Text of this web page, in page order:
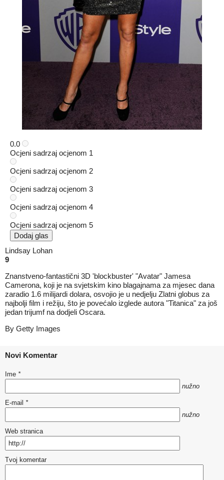
0.0
Ocjeni sadrzaj ocjenom 1
Ocjeni sadrzaj ocjenom 2
Ocjeni sadrzaj ocjenom 3
Ocjeni sadrzaj ocjenom 4
Ocjeni sadrzaj ocjenom 5
Dodaj glas
Lindsay Lohan
9
Znanstveno-fantastični 3D 'blockbuster' "Avatar" Jamesa
Camerona, koji je na svjetskim kino blagajnama za mjesec dana
zaradio 1.6 milijardi dolara, osvojio je u nedjelju Zlatni globus za
najbolji film i režiju, što je povećalo izglede autora "Titanica" za još
jedan trijumf na dodjeli Oscara.
By Getty Images
Novi Komentar
Ime *
nužno
E-mail *
nužno
Web stranica
Tvoj komentar